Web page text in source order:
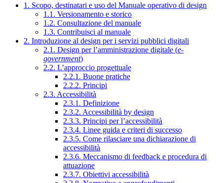
1. Scopo, destinatari e uso del Manuale operativo di design
1.1. Versionamento e storico
1.2. Consultazione del manuale
1.3. Contribuisci al manuale
2. Introduzione al design per i servizi pubblici digitali
2.1. Design per l’amministrazione digitale (e-
government)
2.2. L’approccio progettuale
2.2.1. Buone pratiche
2.2.2. Principi
2.3. Accessibilità
2.3.1. Definizione
2.3.2. Accessibilità by design
2.3.3. Principi per l’accessibilità
2.3.4. Linee guida e criteri di successo
2.3.5. Come rilasciare una dichiarazione di
accessibilità
2.3.6. Meccanismo di feedback e procedura di
attuazione
2.3.7. Obiettivi accessibilità